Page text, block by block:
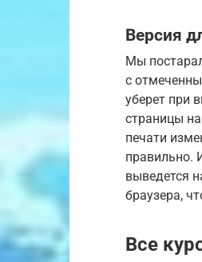
Версия
Мы
с
уберет при
страницы
печати
правильно.
выведется
браузера,
Все